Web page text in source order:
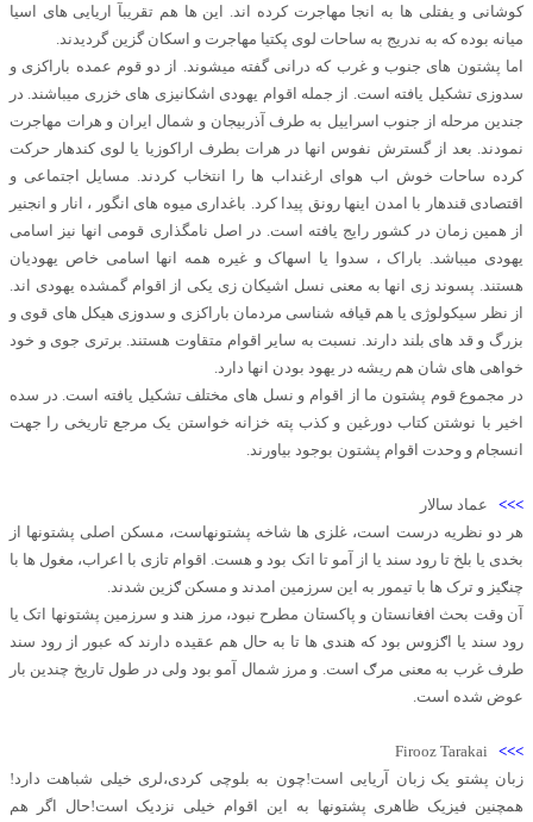
کوشانی و یفتلی ها به انجا مهاجرت کرده اند. این ها هم تقریبآ اریایی های اسیا
میانه بوده که به ندریج به ساحات لوی پکتیا مهاجرت و اسکان گزین گردیدند.
اما پشتون های جنوب و غرب که درانی گفته میشوند. از دو قوم عمده باراکزی و
سدوزی تشکیل یافته است. از جمله اقوام یهودی اشکانیزی های خزری میباشند. در
جندین مرحله از جنوب اسراییل به طرف آذربیجان و شمال ایران و هرات مهاجرت
نمودند. بعد از گسترش نفوس انها در هرات بطرف اراکوزیا یا لوی کندهار حرکت
کرده ساحات خوش اب هوای ارغنداب ها را انتخاب کردند. مسایل اجتماعی و
اقتصادی قندهار با امدن اینها رونق پیدا کرد. باغداری میوه های انگور ، انار و انجنیر
از همین زمان در کشور رایج یافته است. در اصل نامگذاری قومی انها نیز اسامی
یهودی میباشد. باراک ، سدوا یا اسهاک و غیره همه انها اسامی خاص یهودیان
هستند. پسوند زی انها به معنی نسل اشیکان زی یکی از اقوام گمشده یهودی اند.
از نظر سیکولوژی یا هم قیافه شناسی مردمان باراکزی و سدوزی هیکل های قوی و
بزرگ و قد های بلند دارند. نسبت به سایر اقوام متقاوت هستند. برتری جوی و خود
خواهی های شان هم ریشه در یهود بودن انها دارد.
در مجموع قوم پشتون ما از اقوام و نسل های مختلف تشکیل یافته است. در سده
اخیر با نوشتن کتاب دورغین و کذب پته خزانه خواستن یک مرجع تاریخی را جهت
انسجام و وحدت اقوام پشتون بوجود بیاورند.
>>> عماد سالار
هر دو نظریه درست است، غلزی ها شاخه پشتونهاست، مسکن اصلی پشتونها از
بخدی یا بلخ تا رود سند یا از آمو تا اتک بود و هست. اقوام تازی با اعراب، مغول ها با
چنګیز و ترک ها با تیمور به این سرزمین امدند و مسکن ګزین شدند.
آن وقت بحث افغانستان و پاکستان مطرح نبود، مرز هند و سرزمین پشتونها اتک یا
رود سند یا اګزوس بود که هندی ها تا به حال هم عقیده دارند که عبور از رود سند
طرف غرب به معنی مرګ است. و مرز شمال آمو بود ولی در طول تاریخ چندین بار
عوض شده است.
>>>
Firooz Tarakai
زبان پشتو یک زبان آریایی است!چون به بلوچی کردی،لری خیلی شباهت دارد!
همچنین فیزیک ظاهری پشتونها به این اقوام خیلی نزدیک است!حال اگر هم